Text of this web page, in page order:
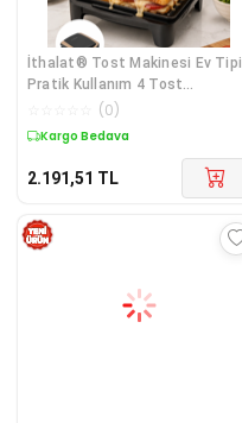
İthalat® Tost Makinesi Ev Tipi
Pratik Kullanım 4 Tost
Kapasiteli Yeni Nesil
(0)
Kargo Bedava
2.191,51 TL